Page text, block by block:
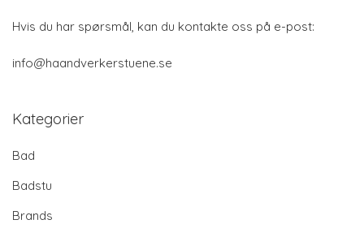
Hvis du har spørsmål, kan du kontakte oss på e-post:
info@haandverkerstuene.se
Kategorier
Bad
Badstu
Brands